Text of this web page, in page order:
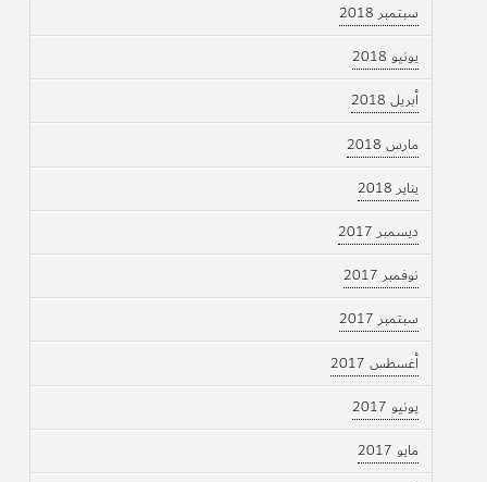
سبتمبر 2018
يونيو 2018
أبريل 2018
مارس 2018
يناير 2018
ديسمبر 2017
نوفمبر 2017
سبتمبر 2017
أغسطس 2017
يونيو 2017
مايو 2017